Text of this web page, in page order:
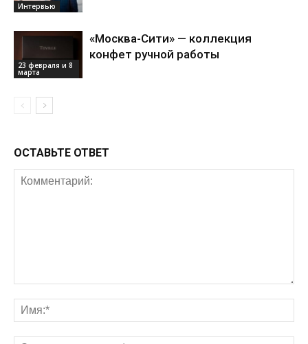
Интервью
23 февраля и 8
марта
«Москва-Сити» — коллекция
конфет ручной работы
ОСТАВЬТЕ ОТВЕТ